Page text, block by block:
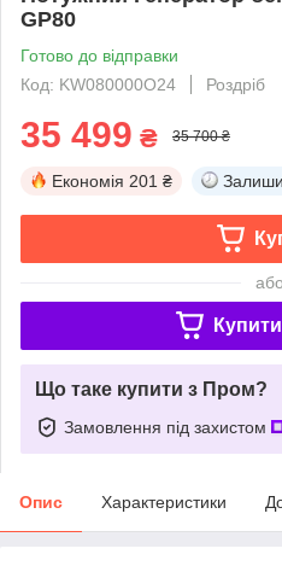
GP80
Готово до відправки
Код: KW080000O24
Роздріб
35 499 ₴ 35 700 ₴
Економія 201 ₴
або
Що таке купити з Пром?
Замовлення під захистом
Опис Характеристики